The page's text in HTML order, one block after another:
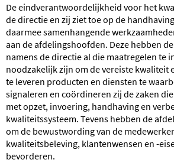
De eindverantwoordelijkheid voor het
de directie en zij ziet toe op de
daarmee samenhangende
aan de afdelingshoofden. Deze hebben
namens de directie al die maatregelen te
noodzakelijk zijn om de vereiste kwaliteit
te leveren producten en diensten te
signaleren en coördineren zij de zaken
met opzet, invoering, handhaving en
kwaliteitssysteem. Tevens hebben de
om de bewustwording van de
kwaliteitsbeleving, klantenwensen en -
bevorderen.